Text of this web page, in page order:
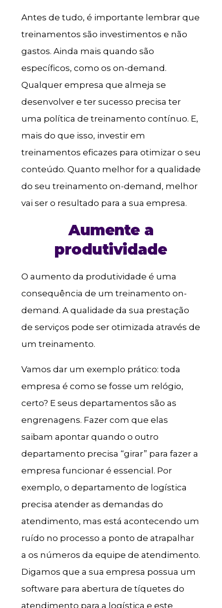
Antes de tudo, é importante lembrar que
treinamentos são investimentos e não
gastos. Ainda mais quando são
específicos, como os on-demand.
Qualquer empresa que almeja se
desenvolver e ter sucesso precisa ter
uma política de treinamento contínuo. E,
mais do que isso, investir em
treinamentos eficazes para otimizar o seu
conteúdo. Quanto melhor for a qualidade
do seu treinamento on-demand, melhor
vai ser o resultado para a sua empresa.
Aumente a
produtividade
O aumento da produtividade é uma
consequência de um treinamento on-
demand. A qualidade da sua prestação
de serviços pode ser otimizada através de
um treinamento.
Vamos dar um exemplo prático: toda
empresa é como se fosse um relógio,
certo? E seus departamentos são as
engrenagens. Fazer com que elas
saibam apontar quando o outro
departamento precisa “girar” para fazer a
empresa funcionar é essencial. Por
exemplo, o departamento de logística
precisa atender as demandas do
atendimento, mas está acontecendo um
ruído no processo a ponto de atrapalhar
a os números da equipe de atendimento.
Digamos que a sua empresa possua um
software para abertura de tíquetes do
atendimento para a logística e este